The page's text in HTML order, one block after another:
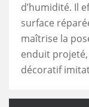
d’humidité. Il
surface
maîtrise la
enduit
décoratif